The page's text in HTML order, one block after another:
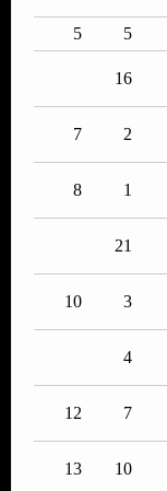
5 5
16
7 2
8 1
21
10 3
4
12 7
13 10